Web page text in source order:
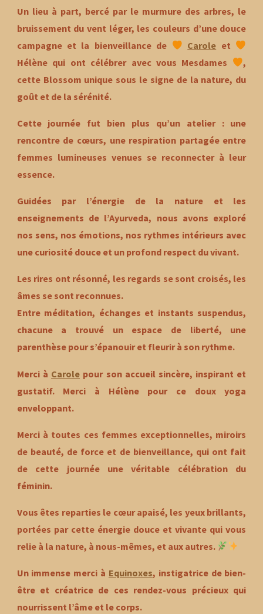
Un lieu à part, bercé par le murmure des arbres, le
bruissement du vent léger, les couleurs d’une douce
campagne et la bienveillance de
Carole et
Hélène qui ont célébrer avec vous Mesdames
,
cette Blossom unique sous le signe de la nature, du
goût et de la sérénité.
Cette journée fut bien plus qu’un atelier : une
rencontre de cœurs, une respiration partagéeentre
femmes lumineuses venues se reconnecter à leur
essence.
Guidées par l’énergie de la nature et les
enseignements de l’Ayurveda, nous avons exploré
nos sens, nos émotions, nos rythmes intérieurs avec
une curiosité douce et un profond respect du vivant.
Les rires ont résonné, les regards se sont croisés, les
âmes se sont reconnues.
Entre méditation, échanges et instants suspendus,
chacune a trouvé un espace de liberté, une
parenthèse pour s’épanouir et fleurir à son rythme.
Merci à Carole pour son accueil sincère, inspirant et
gustatif. Merci à Hélène pour ce doux yoga
enveloppant.
Merci à toutes ces femmes exceptionnelles, miroirs
de beauté, de force et de bienveillance, qui ont fait
de cette journée une véritable célébration du
féminin.
Vous êtes reparties le cœur apaisé, les yeux brillants,
portées par cette énergie douce et vivante qui vous
relie à la nature, à nous-mêmes, et aux autres.
Un immense merci à Equinoxes, instigatrice de bien-
être et créatrice de ces rendez-vous précieux qui
nourrissent l’âme et le corps.